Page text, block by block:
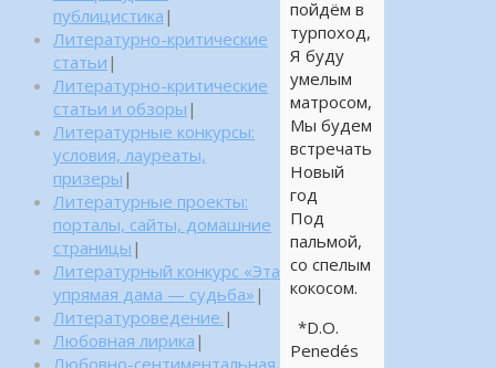
пойдём в
турпоход,
Я буду
умелым
матросом,
Мы будем
встречать
Новый
год
Под
пальмой,
со спелым
кокосом.
*D.O.
Penedés
публицистика |
Литературно-критические
статьи |
Литературно-критические
статьи и обзоры |
Литературные конкурсы:
условия, лауреаты,
призеры |
Литературные проекты:
порталы, сайты, домашние
страницы |
Литературный конкурс «Эта
упрямая дама — судьба» |
Литературоведение. |
Любовная лирика |
Любовно-сентиментальная